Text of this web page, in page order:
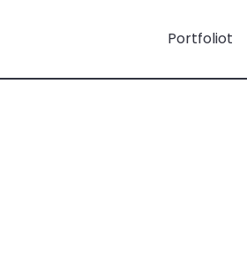
Portfoliot